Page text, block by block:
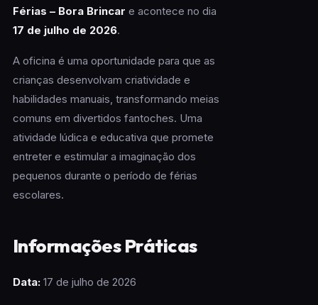
Férias – Bora Brincar e acontece no dia
17 de julho de 2026.
A oficina é uma oportunidade para que as
crianças desenvolvam criatividade e
habilidades manuais, transformando meias
comuns em divertidos fantoches. Uma
atividade lúdica e educativa que promete
entreter e estimular a imaginação dos
pequenos durante o período de férias
escolares.
Informações Práticas
Data:17 de julho de 2026